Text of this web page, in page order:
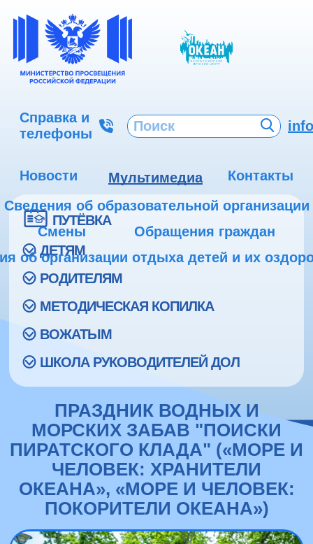
Справка и
телефоны
Новости Мультимедиа
Контакты
Сведения об образовательной организации
Смены
Обращения граждан
об организации отдыха детей и их
ПУТЁВКА
ДЕТЯМ
РОДИТЕЛЯМ
МЕТОДИЧЕСКАЯ КОПИЛКА
ВОЖАТЫМ
ШКОЛА РУКОВОДИТЕЛЕЙ ДОЛ
ПРАЗДНИК ВОДНЫХ И
МОРСКИХ ЗАБАВ "ПОИСКИ
ПИРАТСКОГО КЛАДА" («МОРЕ И
ЧЕЛОВЕК: ХРАНИТЕЛИ
ОКЕАНА», «МОРЕ И ЧЕЛОВЕК:
ПОКОРИТЕЛИ ОКЕАНА»)